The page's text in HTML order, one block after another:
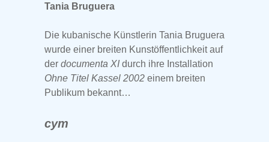
Tania Bruguera
Die kubanische Künstlerin Tania Bruguera
wurde einer breiten Kunstöffentlichkeit auf
der documenta XIdurch ihre Installation
Ohne Titel Kassel 2002 einem breiten
Publikum bekannt…
cym